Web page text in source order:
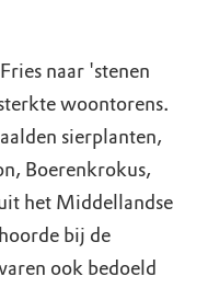
naar 'stenen
woontorens.
sierplanten,
Boerenkrokus,
het Middellandse
bij de
ook bedoeld